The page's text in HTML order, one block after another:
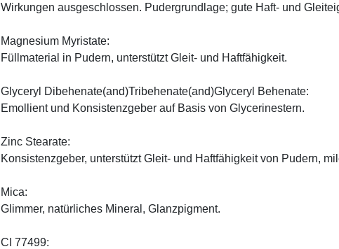
Wirkungen ausgeschlossen. Pudergrundlage; gute Haft- und
Magnesium Myristate:
Füllmaterial in Pudern, unterstützt Gleit- und Haftfähigkeit.
Glyceryl Dibehenate(and)Tribehenate(and)Glyceryl Behenate:
Emollient und Konsistenzgeber auf Basis von Glycerinestern.
Zinc Stearate:
Konsistenzgeber, unterstützt Gleit- und Haftfähigkeit von Pudern,
Mica:
Glimmer, natürliches Mineral, Glanzpigment.
CI 77499: